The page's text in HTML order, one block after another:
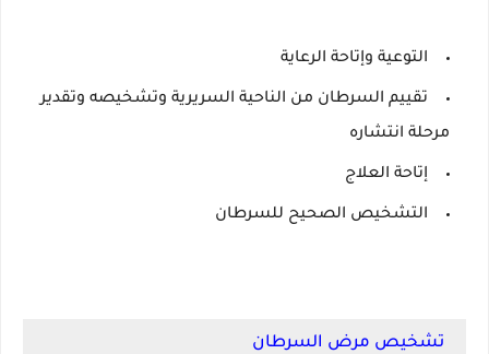
التوعية وإتاحة الرعاية
تقييم السرطان من الناحية السريرية وتشخيصه وتقدير
مرحلة انتشاره
إتاحة العلاج
التشخيص الصحيح للسرطان
تشخيص مرض السرطان